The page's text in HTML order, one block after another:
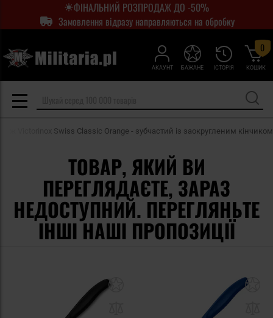
ФІНАЛЬНИЙ РОЗПРОДАЖ ДО -50%
Замовлення відразу направляються на обробку
АКАУНТ ІСТОРІЯ
БАЖАНЕ КОШИК
0
Victorinox Swiss Classic Orange - зубчастий із заокругленим кінчиком
ТОВАР, ЯКИЙ ВИ
ПЕРЕГЛЯДАЄТЕ, ЗАРАЗ
НЕДОСТУПНИЙ. ПЕРЕГЛЯНЬТЕ
ІНШІ НАШІ ПРОПОЗИЦІЇ